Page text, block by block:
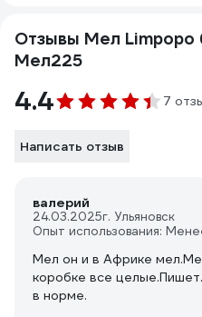
Отзывы Мел Limpopo
Мел225
4.4 7
Написать отзыв
валерий
24.03.2025г. Ульяновск
Опыт использования:
Мел он и в Африке
коробке все
в норме.